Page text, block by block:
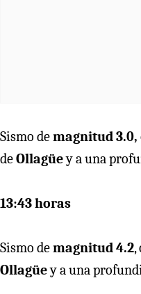
Sismo demagnitud 3.0,
deOllagüey a una
13:43 horas
Sismo demagnitud 4.2,
Ollagüey a una